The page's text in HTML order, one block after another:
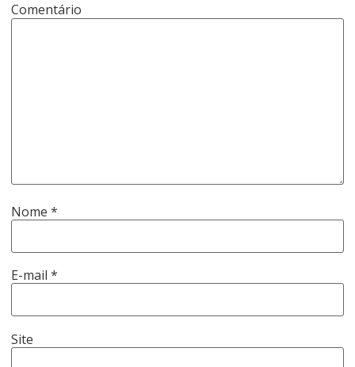
Comentário
Nome*
E-mail*
Site